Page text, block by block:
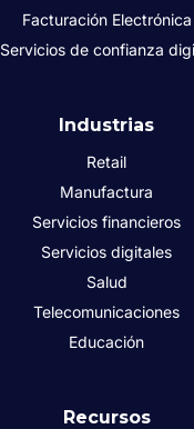
Facturación Electrónica
Servicios de confianza
Industrias
Retail
Manufactura
Servicios financieros
Servicios digitales
Salud
Telecomunicaciones
Educación
Recursos